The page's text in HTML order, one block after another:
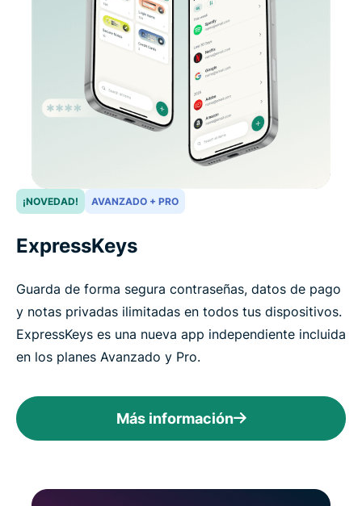
¡NOVEDAD! AVANZADO + PRO
ExpressKeys
Guarda de forma segura contraseñas, datos de pago
y notas privadas ilimitadas en todos tus dispositivos.
ExpressKeys es una nueva app independiente incluida
en los planes Avanzado y Pro.
Más información